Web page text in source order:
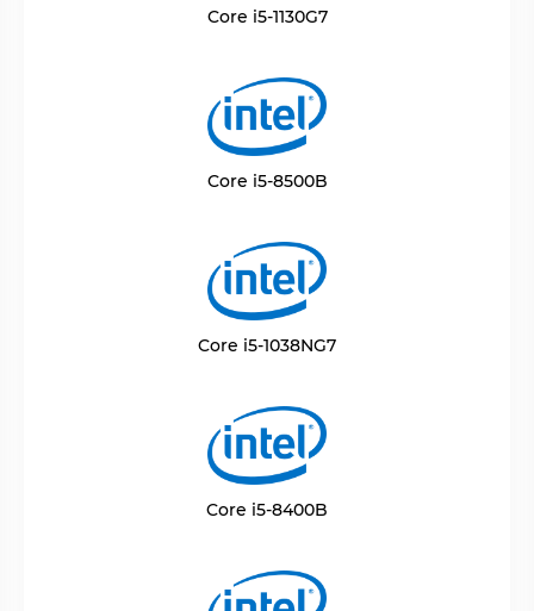
Core i5-1130G7
Core i5-8500B
Core i5-1038NG7
Core i5-8400B